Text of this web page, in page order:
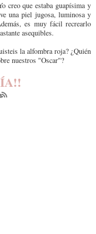
creo que estaba guapísima y
una piel jugosa, luminosa y
es muy fácil recrearlo
asequibles.
la alfombra roja? ¿Quién
nuestros "Oscar"?